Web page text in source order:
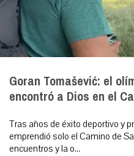
Goran Tomašević: el
encontró a Dios en el
Tras años de éxito deportivo y
emprendió solo el Camino de
encuentros y la o...